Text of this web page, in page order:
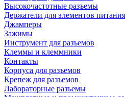
Высокочастотные разъемы
Держатели для элементов питания
Джамперы
Зажимы
Инструмент для разъемов
Клеммы и клеммники
Контакты
Корпуса для разъемов
Крепеж для разъемов
Лабораторные разъемы